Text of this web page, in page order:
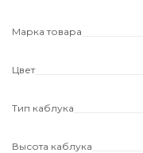
Марка товара
Цвет
Тип каблука
Высота каблука